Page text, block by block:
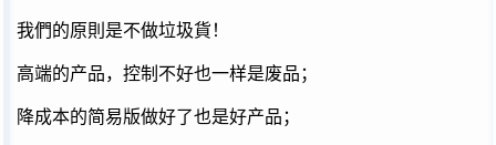
我們的原則是不做垃圾貨！
高端的产品，控制不好也一样是废品；
降成本的简易版做好了也是好产品；